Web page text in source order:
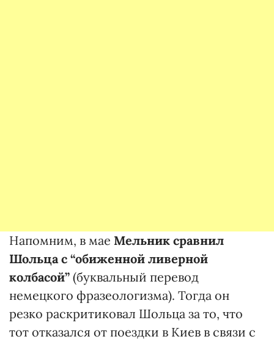
Напомним, в мае Мельник сравнил
Шольца с “обиженной ливерной
колбасой” (буквальный перевод
немецкого фразеологизма). Тогда он
резко раскритиковал Шольца за то, что
тот отказался от поездки в Киев в связи с